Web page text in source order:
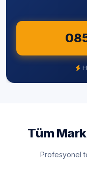
Tüm
Profesyonel